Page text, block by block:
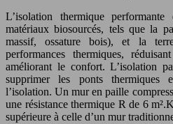
L’isolation thermique
matériaux biosourcés, tels que la
massif, ossature bois), et la
performances thermiques,
améliorant le confort. L’isolation
supprimer les ponts thermiques
l’isolation. Un mur en paille
une résistance thermique R de 6
supérieure à celle d’un mur